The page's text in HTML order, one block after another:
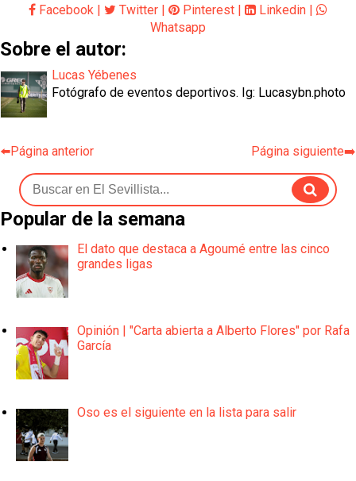
Facebook | Twitter | Pinterest | Linkedin |
Whatsapp
Sobre el autor:
Lucas Yébenes
Fotógrafo de eventos deportivos. Ig: Lucasybn.photo
⬅️Página anterior Página siguiente➡️
Popular de la semana
El dato que destaca a Agoumé entre las cinco
grandes ligas
Opinión | "Carta abierta a Alberto Flores" por Rafa
García
Oso es el siguiente en la lista para salir